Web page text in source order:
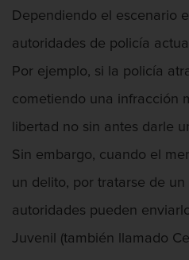
Robo de
Delitos De Drogas
Fabricación de
Leyes sobre
Programa de
Juicio PC 1000
Dependiendo el escenario
autoridades de policía
Por ejemplo, si la policía
cometiendo una infracción
libertad no sin antes darle
Sin embargo, cuando el
un delito, por tratarse de un
autoridades pueden
Juvenil (también llamado